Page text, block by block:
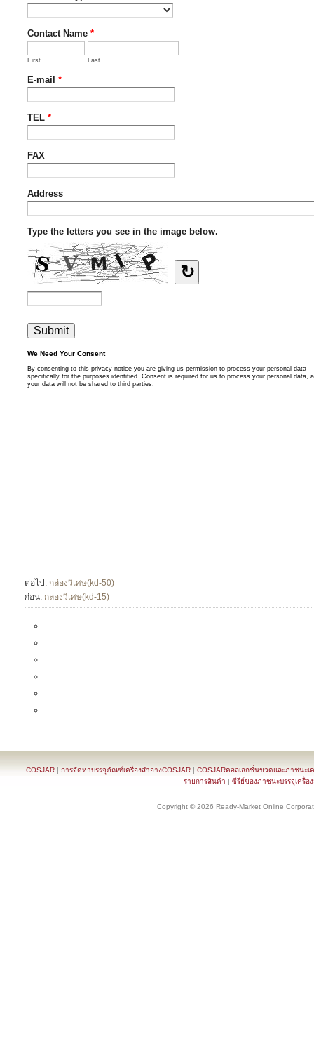
ต่อไป: กล่องวิเศษ(kd-50)
ก่อน: กล่องวิเศษ(kd-15)
COSJAR | การจัดหาบรรจุภัณฑ์เครื่องสำอางCOSJAR | COSJARคอลเลกชั่นขวดและภาชนะเ
รายการสินค้า | ซีรีย์ของภาชนะบรรจุเครื่อ
Copyright © 2026 Ready-Market Online